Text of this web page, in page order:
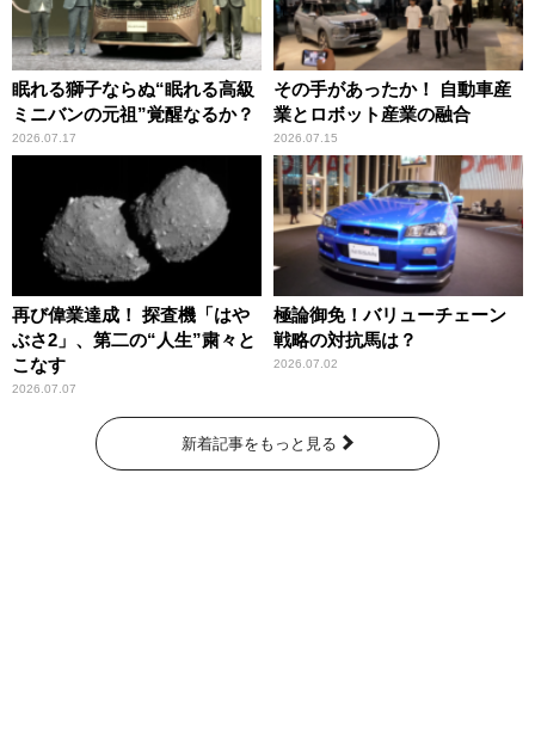
眠れる獅子ならぬ“眠れる高級
ミニバンの元祖”覚醒なるか？
2026.07.17
その手があったか！ 自動車産
業とロボット産業の融合
2026.07.15
再び偉業達成！ 探査機「はや
ぶさ2」、第二の“人生”粛々と
こなす
2026.07.07
極論御免！バリューチェーン
戦略の対抗馬は？
2026.07.02
新着記事をもっと見る